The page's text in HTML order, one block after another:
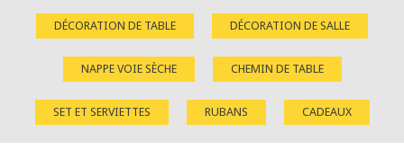
DÉCORATION DE TABLE DÉCORATION DE SALLE
NAPPE VOIE SÈCHE CHEMIN DE TABLE
SET ET SERVIETTES RUBANS CADEAUX